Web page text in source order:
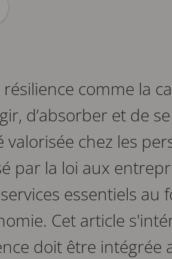
X
url dans le presse-papiers
comme la
d’absorber et de
chez les
par la loi aux
essentiels au
Cet article
doit être